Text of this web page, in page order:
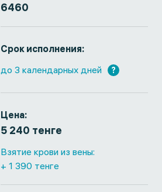
6460
Срок исполнения:
до 3 календарных дней
?
Цена:
5 240 тенге
Взятие крови из вены:
+ 1 390 тенге